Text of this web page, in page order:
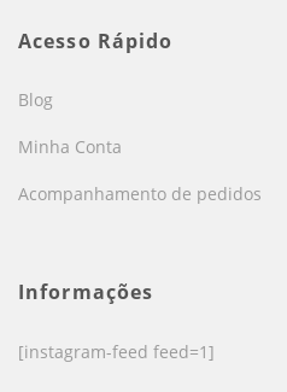
Acesso Rápido
Blog
Minha Conta
Acompanhamento de pedidos
Informações
[instagram-feed feed=1]